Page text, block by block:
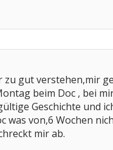
zu gut verstehen,mir
beim Doc , bei
Geschichte und
was von,6 Wochen
mir ab.